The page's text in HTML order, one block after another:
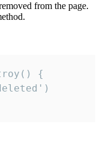
from the page.
{